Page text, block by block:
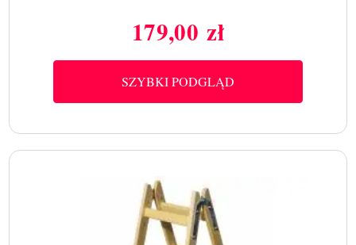
Cena
179,00 zł
SZYBKI PODGLĄD